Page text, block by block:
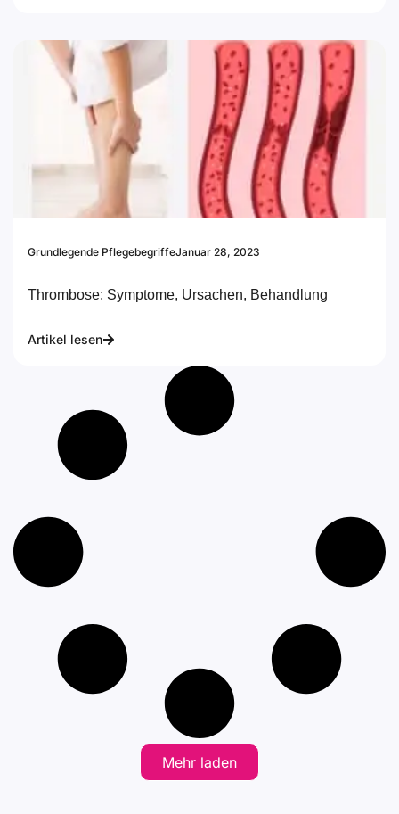
Grundlegende PflegebegriffeJanuar 28, 2023
Thrombose: Symptome, Ursachen, Behandlung
Artikel lesen
Mehr laden